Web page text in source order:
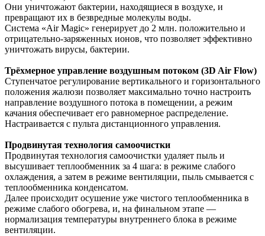
Они уничтожают бактерии, находящиеся в воздухе, и
превращают их в безвредные молекулы воды.
Система «Air Magic» генерирует до 2 млн. положительно и
отрицательно-заряженных ионов, что позволяет эффективно
уничтожать вирусы, бактерии.
Трёхмерное управление воздушным потоком (3D Air Flow)
Ступенчатое регулирование вертикального и горизонтального
положения жалюзи позволяет максимально точно настроить
направление воздушного потока в помещении, а режим
качания обеспечивает его равномерное распределение.
Настраивается с пульта дистанционного управления.
Продвинутая технология самоочистки
Продвинутая технология самоочистки удаляет пыль и
высушивает теплообменник за 4 шага: в режиме слабого
охлаждения, а затем в режиме вентиляции, пыль смывается с
теплообменника конденсатом.
Далее происходит осушение уже чистого теплообменника в
режиме слабого обогрева, и, на финальном этапе —
нормализация температуры внутреннего блока в режиме
вентиляции.